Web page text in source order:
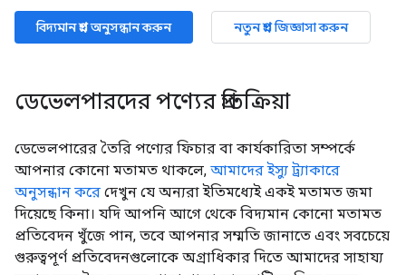
বিদ্যমান প্রশ্ন অনুসন্ধান করুন নতুন প্রশ্ন জিজ্ঞাসা করুন
ডেভেলপারদের পণ্যের প্রতিক্রিয়া
ডেভেলপারের তৈরি পণ্যের ফিচার বা কার্যকারিতা সম্পর্কে
আপনার কোনো মতামত থাকলে, আমাদের ইস্যু ট্র্যাকারে
অনুসন্ধান করে দেখুন যে অন্যরা ইতিমধ্যেই একই মতামত জমা
দিয়েছে কিনা। যদি আপনি আগে থেকে বিদ্যমান কোনো মতামত
প্রতিবেদন খুঁজে পান, তবে আপনার সম্মতি জানাতে এবং সবচেয়ে
গুরুত্বপূর্ণ প্রতিবেদনগুলোকে অগ্রাধিকার দিতে আমাদের সাহায্য